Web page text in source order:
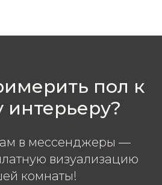
пол к
интерьеру?
в мессенджеры —
визуализацию
комнаты!